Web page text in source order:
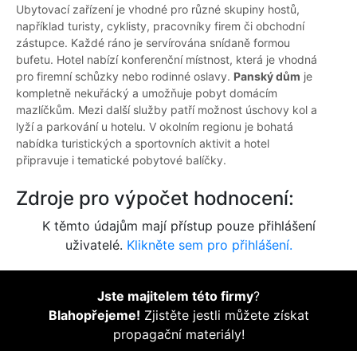
Ubytovací zařízení je vhodné pro různé skupiny hostů,
například turisty, cyklisty, pracovníky firem či obchodní
zástupce. Každé ráno je servírována snídaně formou
bufetu. Hotel nabízí konferenční místnost, která je vhodná
pro firemní schůzky nebo rodinné oslavy. Panský dům je
kompletně nekuřácký a umožňuje pobyt domácím
mazlíčkům. Mezi další služby patří možnost úschovy kol a
lyží a parkování u hotelu. V okolním regionu je bohatá
nabídka turistických a sportovních aktivit a hotel
připravuje i tematické pobytové balíčky.
Zdroje pro výpočet hodnocení:
K těmto údajům mají přístup pouze přihlášení
uživatelé. Klikněte sem pro přihlášení.
Jste majitelem této firmy?
Blahopřejeme! Zjistěte jestli můžete získat
propagační materiály!